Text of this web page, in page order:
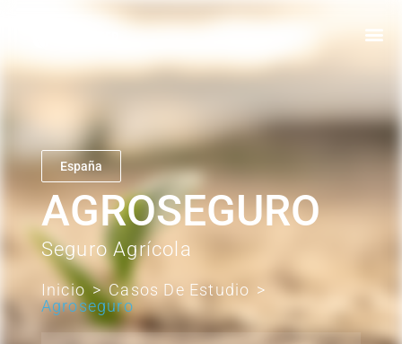
España
AGROSEGURO
Seguro Agrícola
Inicio > Casos De Estudio >
Agroseguro